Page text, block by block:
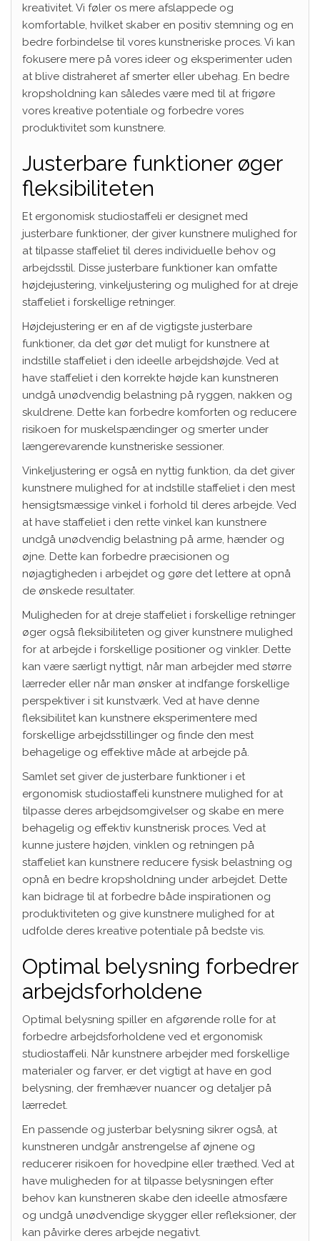
kreativitet. Vi føler os mere afslappede og
komfortable, hvilket skaber en positiv stemning og en
bedre forbindelse til vores kunstneriske proces. Vi kan
fokusere mere på vores ideer og eksperimenter uden
at blive distraheret af smerter eller ubehag. En bedre
kropsholdning kan således være med til at frigøre
vores kreative potentiale og forbedre vores
produktivitet som kunstnere.
Justerbare funktioner øger
fleksibiliteten
Et ergonomisk studiostaffeli er designet med
justerbare funktioner, der giver kunstnere mulighed for
at tilpasse staffeliet til deres individuelle behov og
arbejdsstil. Disse justerbare funktioner kan omfatte
højdejustering, vinkeljustering og mulighed for at dreje
staffeliet i forskellige retninger.
Højdejustering er en af de vigtigste justerbare
funktioner, da det gør det muligt for kunstnere at
indstille staffeliet i den ideelle arbejdshøjde. Ved at
have staffeliet i den korrekte højde kan kunstneren
undgå unødvendig belastning på ryggen, nakken og
skuldrene. Dette kan forbedre komforten og reducere
risikoen for muskelspændinger og smerter under
længerevarende kunstneriske sessioner.
Vinkeljustering er også en nyttig funktion, da det giver
kunstnere mulighed for at indstille staffeliet i den mest
hensigtsmæssige vinkel i forhold til deres arbejde. Ved
at have staffeliet i den rette vinkel kan kunstnere
undgå unødvendig belastning på arme, hænder og
øjne. Dette kan forbedre præcisionen og
nøjagtigheden i arbejdet og gøre det lettere at opnå
de ønskede resultater.
Muligheden for at dreje staffeliet i forskellige retninger
øger også fleksibiliteten og giver kunstnere mulighed
for at arbejde i forskellige positioner og vinkler. Dette
kan være særligt nyttigt, når man arbejder med større
lærreder eller når man ønsker at indfange forskellige
perspektiver i sit kunstværk. Ved at have denne
fleksibilitet kan kunstnere eksperimentere med
forskellige arbejdsstillinger og finde den mest
behagelige og effektive måde at arbejde på.
Samlet set giver de justerbare funktioner i et
ergonomisk studiostaffeli kunstnere mulighed for at
tilpasse deres arbejdsomgivelser og skabe en mere
behagelig og effektiv kunstnerisk proces. Ved at
kunne justere højden, vinklen og retningen på
staffeliet kan kunstnere reducere fysisk belastning og
opnå en bedre kropsholdning under arbejdet. Dette
kan bidrage til at forbedre både inspirationen og
produktiviteten og give kunstnere mulighed for at
udfolde deres kreative potentiale på bedste vis.
Optimal belysning forbedrer
arbejdsforholdene
Optimal belysning spiller en afgørende rolle for at
forbedre arbejdsforholdene ved et ergonomisk
studiostaffeli. Når kunstnere arbejder med forskellige
materialer og farver, er det vigtigt at have en god
belysning, der fremhæver nuancer og detaljer på
lærredet.
En passende og justerbar belysning sikrer også, at
kunstneren undgår anstrengelse af øjnene og
reducerer risikoen for hovedpine eller træthed. Ved at
have muligheden for at tilpasse belysningen efter
behov kan kunstneren skabe den ideelle atmosfære
og undgå unødvendige skygger eller refleksioner, der
kan påvirke deres arbejde negativt.